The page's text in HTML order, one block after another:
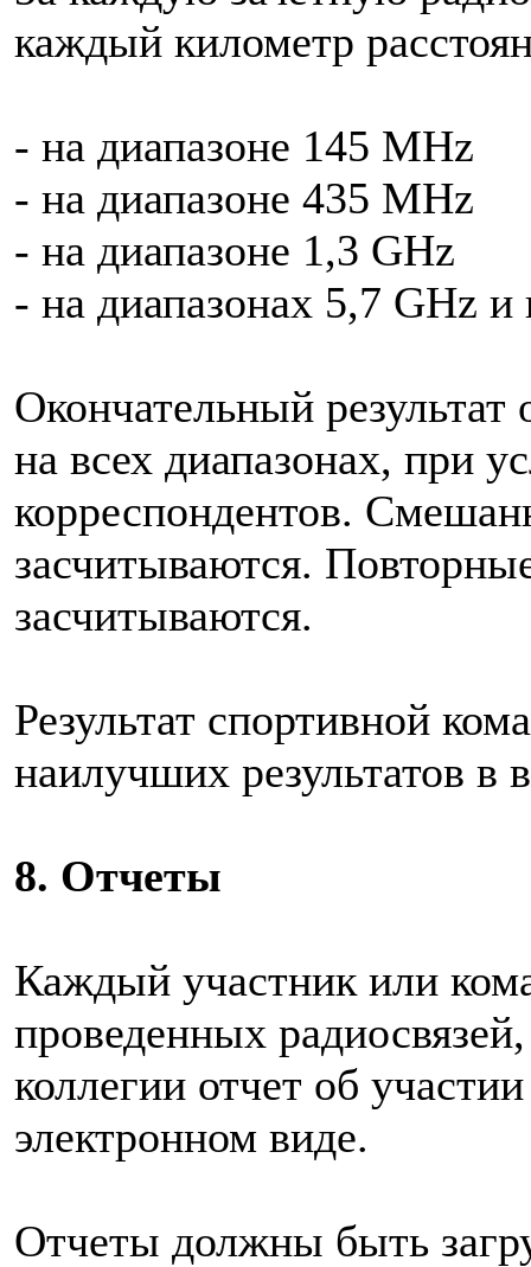
каждый километр
- на диапазоне 145 MHz
- на диапазоне 435 MHz
- на диапазоне 1,3 GHz
- на диапазонах 5,7 GHz
Окончательный результат
на всех диапазонах, при
корреспондентов.
засчитываются.
засчитываются.
Результат спортивной
наилучших результатов
8. Отчеты
Каждый участник или
проведенных
коллегии отчет об
электронном виде.
Отчеты должны быть